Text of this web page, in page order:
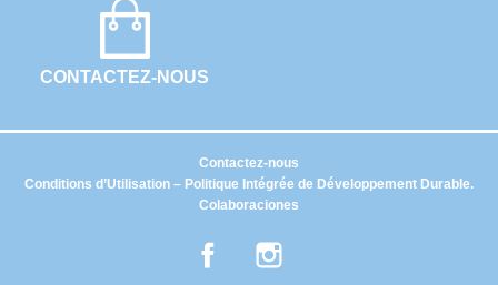
CONTACTEZ-NOUS
Conditions d’Utilisation – Politique Intégrée de Développement Durable.
Colaboraciones
Contactez-nous
Facebook